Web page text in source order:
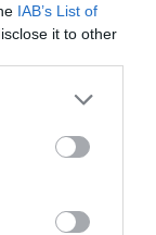
IAB’s List of
it to other
more Google
may click to
party tags to
below Google
να
– Η